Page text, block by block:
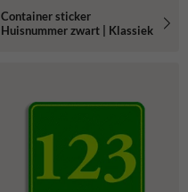
Container sticker
Huisnummer zwart | Klassiek